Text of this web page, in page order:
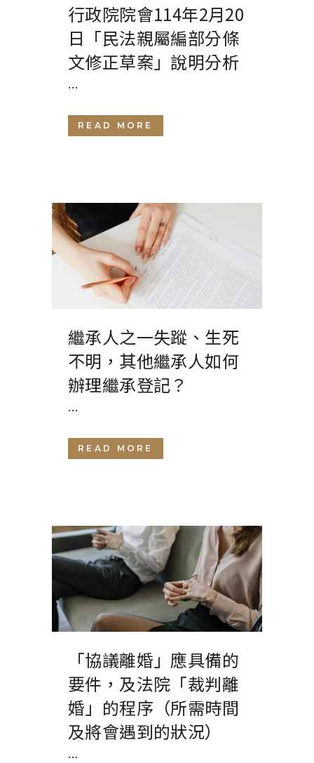
行政院院會114年2月20
日「民法親屬編部分條
文修正草案」說明分析
...
READ MORE
繼承人之一失蹤、生死
不明，其他繼承人如何
辦理繼承登記？
...
READ MORE
「協議離婚」應具備的
要件，及法院「裁判離
婚」的程序（所需時間
及將會遇到的狀況）
...